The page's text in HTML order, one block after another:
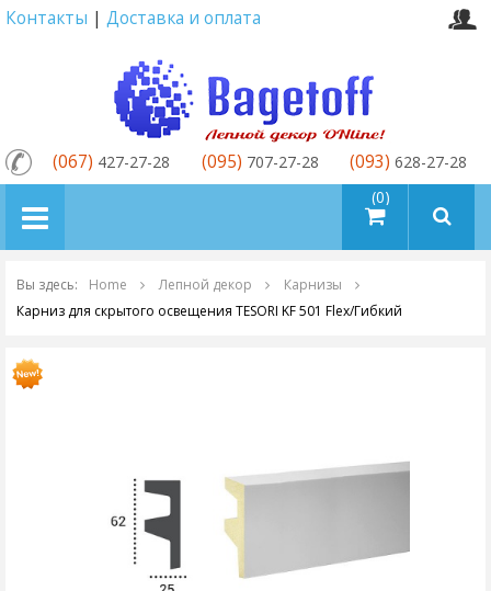
Контакты | Доставка и оплата
товаров (0)
(067) 427-27-28 (095) 707-27-28 (093) 628-27-28
Вы здесь: Home Лепной декор
Карнизы
Карниз для скрытого освещения TESORI KF 501 Flex/Гибкий